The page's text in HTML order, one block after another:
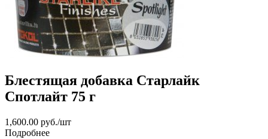
Блестящая добавка Старлайк
Спотлайт 75 г
1,600.00 руб./шт
Подробнее